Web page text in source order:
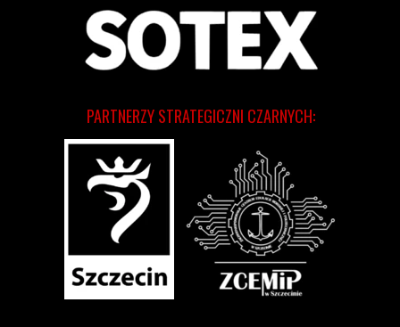
PARTNERZY STRATEGICZNI CZARNYCH: